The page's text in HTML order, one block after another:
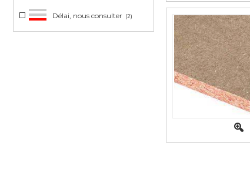
Délai, nous consulter (2)